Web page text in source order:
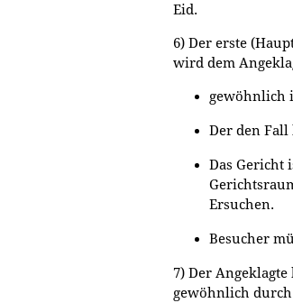
Eid.
6) Der erste
wird dem
gewöhnlich
Der den
Das Gericht
Ersuchen.
Besucher
7) Der
gewöhnlich